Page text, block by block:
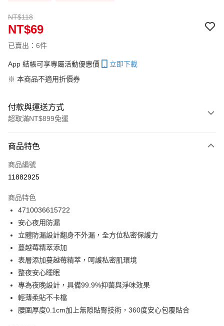
NT$118
NT$69
已賣出：6件
App 結帳可享專屬活動優惠價
立即下載
※ 本商品不適用折價券
付款與運送方式
超取滿NT$899免運
信用卡一次付款
信用卡分期付款
合作金庫商業銀行
華南商業銀行
上海商業儲蓄銀行
國泰世華商業銀行
兆豐國際商業銀行
臺灣中小企業銀行
匯豐（台灣）商業銀行
華泰商業銀行
聯邦商業銀行
遠東國際商業銀行
元大商業銀行
玉山商業銀行
星展（台灣）商業銀行
台新國際商業銀行
台灣樂天信用卡公司
LINE Pay
Apple Pay
街口支付
Google Pay
商品特色
商品編號
11882925
商品特色
4710036615722
安心夜用防漏
立體防漏設計翻身不外漏，全方位私密保護力
蔓越莓精萃添加
表層添加蔓越莓精萃，呵護私密肌環境
整夜安心睡眠
專為夜晚設計，具備99.9%抑菌與淨味效果
輕薄柔貼不卡檔
腰圍厚度0.1cm加上無隙貼臀技術，360度安心包覆貼合